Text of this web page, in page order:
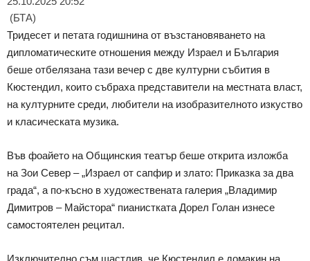
(БТА)
Тридесет и петата годишнина от възстановяването на
дипломатическите отношения между Израел и България
беше отбелязана тази вечер с две културни събития в
Кюстендил, които събраха представители на местната власт,
на културните среди, любители на изобразителното изкуство
и класическата музика.
Във фоайето на Общинския театър беше открита изложба
на Зои Север – „Израел от сапфир и злато: Приказка за два
града“, а по-късно в художествената галерия „Владимир
Димитров – Майстора“ пианистката Дорел Голан изнесе
самостоятелен рецитал.
Изключително съм щастлив, че Кюстендил е домакин на